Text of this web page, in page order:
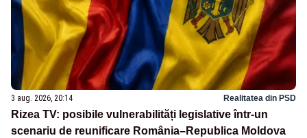
3 aug. 2026, 20:14 Realitatea din PSD
Rizea TV: posibile vulnerabilități legislative într-un
scenariu de reunificare România–Republica Moldova